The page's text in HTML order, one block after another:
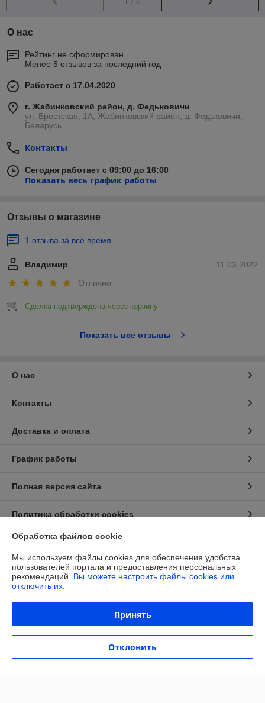
О нас
Рейтинг не сформирован
Менее 5 отзывов за последний год
Работает с 17.04.2020
г. Жабинковский район, д. Федьковичи
ул. Брестская, 1А, Жабинковский район, д. Федьковичи,
Беларусь
Контакты
Сегодня работает с 09:00 до 16:00
Показать весь график работы
Отзывы о магазине
1 отзыва за всё время
11.03.2022
Владимир
Отлично
Сделка подтверждена через корзину
Показать все отзывы
О нас
Контакты
Доставка и оплата
График работы
Полная версия сайта
Политика обработки cookies
Сайт создан на платформе Deal.by
ОТВЕТСТВЕННОСТЬЮ «МАЙАКС»
225103, Брестская обл., Жабинковский р-н, д. Федьковичи, ул.
Обработка файлов cookie
Мы используем файлы cookies для обеспечения удобства
пользователей портала и предоставления персональных
рекомендаций. Вы можете настроить файлы cookies или
отключить их.
Принять
Отклонить